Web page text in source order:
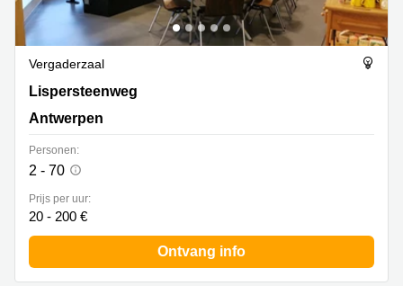
Vergaderzaal
Lispersteenweg, Antwerpen
Lispersteenweg
Antwerpen
Personen:
2 - 70
Prijs per uur:
20 - 200 €
Ontvang info